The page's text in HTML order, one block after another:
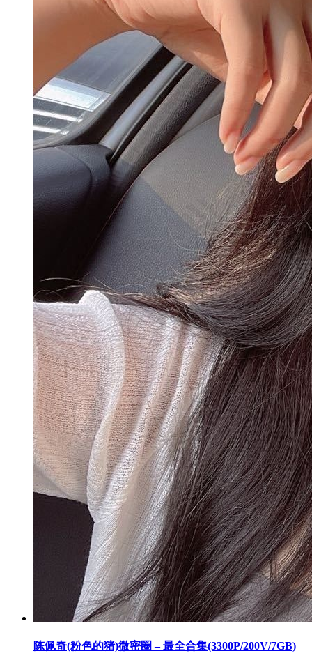
陈佩奇(粉色的猪)微密圈 – 最全合集(3300P/200V/7GB)